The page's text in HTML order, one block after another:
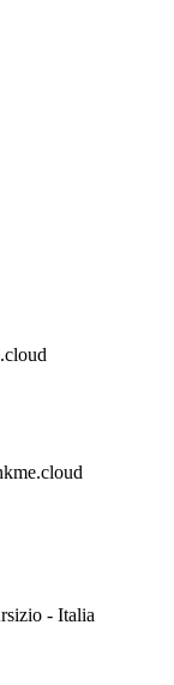
- Italia